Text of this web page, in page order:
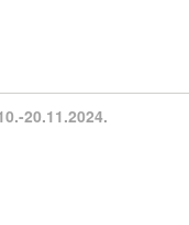
20.11.2024.